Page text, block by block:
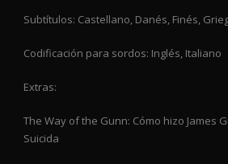
Subtítulos: Castellano, Danés, Finés,
Codificación para sordos: Inglés, Italiano
Extras:
The Way of the Gunn: Cómo hizo James
Suicida